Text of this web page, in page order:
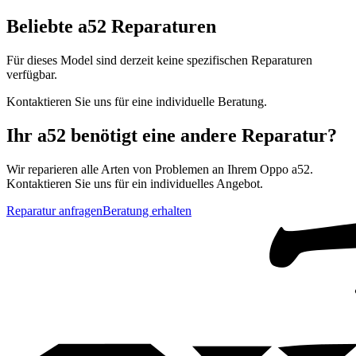
Beliebte a52 Reparaturen
Für dieses Model sind derzeit keine spezifischen Reparaturen
verfügbar.
Kontaktieren Sie uns für eine individuelle Beratung.
Ihr a52 benötigt eine andere Reparatur?
Wir reparieren alle Arten von Problemen an Ihrem Oppo a52.
Kontaktieren Sie uns für ein individuelles Angebot.
Reparatur anfragenBeratung erhalten